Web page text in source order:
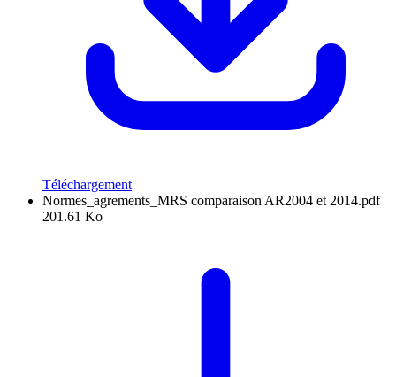
Téléchargement
Normes_agrements_MRS comparaison AR2004 et 2014.pdf
201.61 Ko